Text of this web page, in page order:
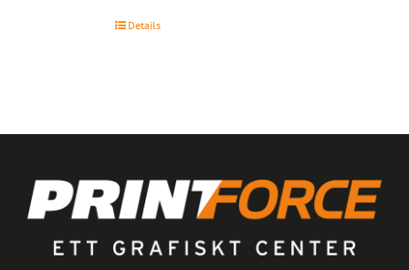
Details